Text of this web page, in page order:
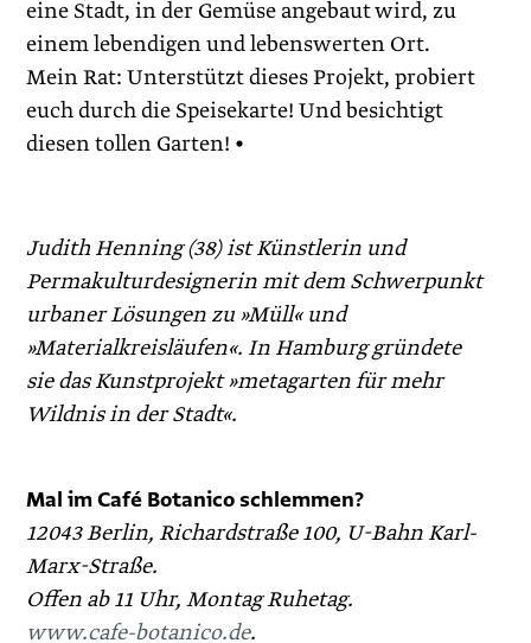
eine Stadt, in der Gemüse angebaut wird, zu
einem lebendigen und lebenswerten Ort.
Mein Rat: Unterstützt dieses Projekt, probiert
euch durch die Speisekarte! Und besichtigt
diesen tollen Garten! •
Judith Henning (38) ist Künstlerin und
Permakulturdesignerin mit dem Schwerpunkt
urbaner Lösungen zu »Müll« und
»Materialkreisläufen«. In Hamburg gründete
sie das Kunstprojekt »metagarten für mehr
Wildnis in der Stadt«.
Mal im Café Botanico schlemmen?
12043 Berlin, Richardstraße 100, U-Bahn Karl-
Marx-Straße.
Offen ab 11 Uhr, Montag Ruhetag.
www.cafe-botanico.de.